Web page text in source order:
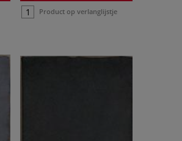
Product op verlanglijstje